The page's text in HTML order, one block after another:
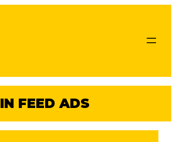
IN FEED ADS